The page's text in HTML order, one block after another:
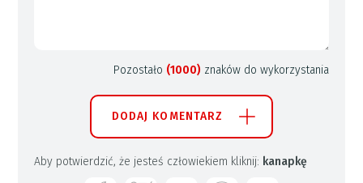
Pozostało (1000) znaków do wykorzystania
DODAJ KOMENTARZ
Aby potwierdzić, że jesteś człowiekiem kliknij: kanapkę